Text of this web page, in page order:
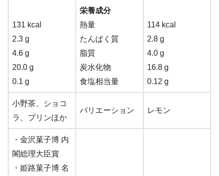
131 kcal
2.3 g
4.6 g
20.0 g
0.1 g
栄養成分
熱量
たんぱく質
脂質
炭水化物
食塩相当量
114 kcal
2.8 g
4.0 g
16.8 g
0.12 g
小野茶、ショコ
ラ、プリンほか
バリエーション レモン
・金沢菓子博 内
閣総理大臣賞
・姫路菓子博 名